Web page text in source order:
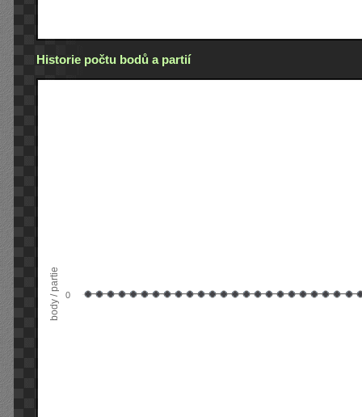
Historie počtu bodů a partií
body / partie 0